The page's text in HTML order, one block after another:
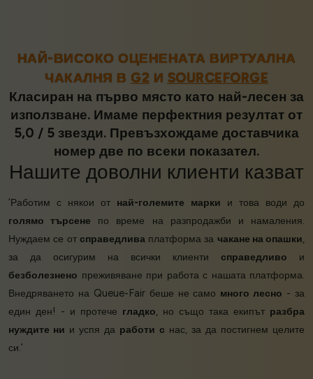
НАЙ-ВИСОКО ОЦЕНЕНАТА ВИРТУАЛНА
ЧАКАЛНЯ В G2 И SOURCEFORGE
Класиран на първо място като най-лесен за
използване. Имаме перфектния резултат от
5,0 / 5 звезди. Превъзхождаме доставчика
номер две по всеки показател.
Нашите доволни клиенти казват
‘Работим с някои от най-големите марки и това води до
голямо търсене по време на разпродажби и намаления.
Нуждаем се от справедливаплатформа за чакане на опашки,
за да осигурим на всички клиенти справедливо и
безболезнено преживяване при работа с нашата платформа.
Внедряването на Queue-Fair беше не само много лесно - за
един ден! - и протече гладко, но също така екипът разбра
нуждите ни и успя да работи с нас, за да постигнем целите
си.’